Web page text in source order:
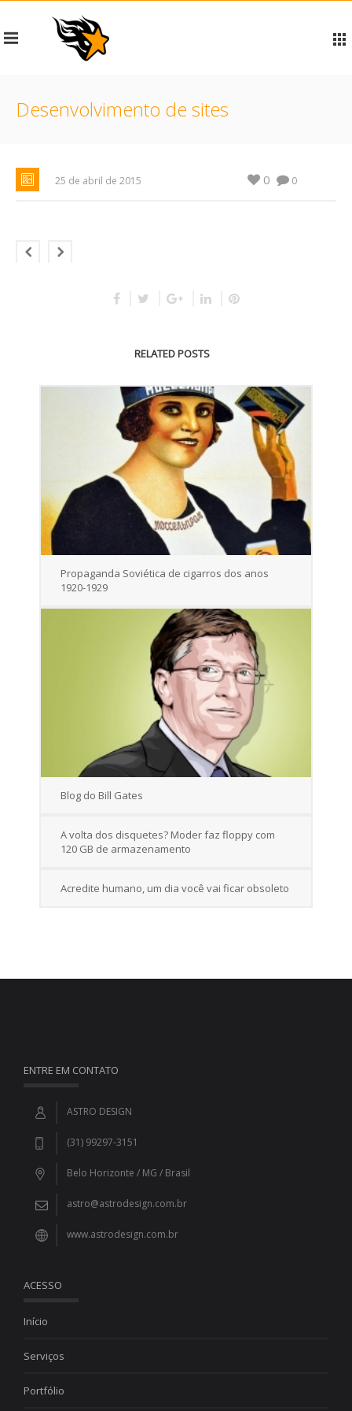
Desenvolvimento de sites
25 de abril de 2015 0
0
RELATED POSTS
Propaganda Soviética de cigarros dos anos
1920-1929
Blog do Bill Gates
A volta dos disquetes? Moder faz floppy com
120 GB de armazenamento
Acredite humano, um dia você vai ficar obsoleto
ENTRE EM CONTATO
ASTRO DESIGN
(31) 99297-3151
Belo Horizonte / MG / Brasil
astro@astrodesign.com.br
www.astrodesign.com.br
ACESSO
Início
Serviços
Portfólio